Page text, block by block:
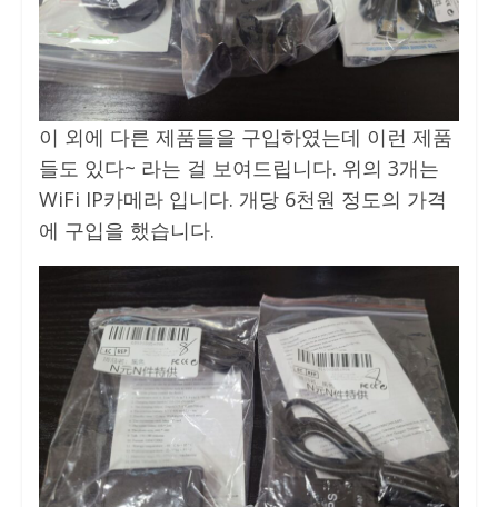
이 외에 다른 제품들을 구입하였는데 이런 제품
들도 있다~ 라는 걸 보여드립니다. 위의 3개는
WiFi IP카메라 입니다. 개당 6천원 정도의 가격
에 구입을 했습니다.